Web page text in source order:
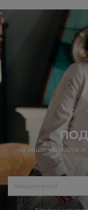
на наши новости и